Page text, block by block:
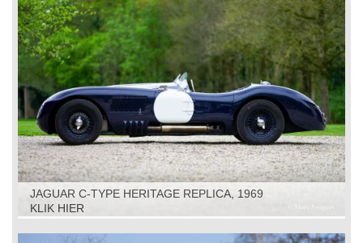
JAGUAR C-TYPE HERITAGE REPLICA, 1969
KLIK HIER